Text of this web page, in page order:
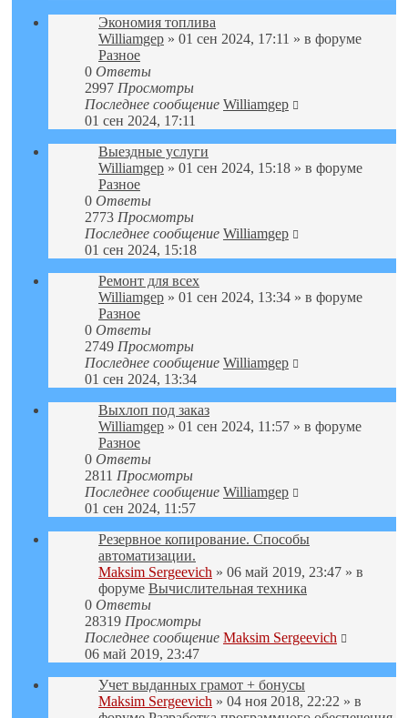
Экономия топлива
Williamgep » 01 сен 2024, 17:11 » в форуме
Разное
0 Ответы
2997 Просмотры
Последнее сообщение Williamgep
01 сен 2024, 17:11
Выездные услуги
Williamgep » 01 сен 2024, 15:18 » в форуме
Разное
0 Ответы
2773 Просмотры
Последнее сообщение Williamgep
01 сен 2024, 15:18
Ремонт для всех
Williamgep » 01 сен 2024, 13:34 » в форуме
Разное
0 Ответы
2749 Просмотры
Последнее сообщение Williamgep
01 сен 2024, 13:34
Выхлоп под заказ
Williamgep » 01 сен 2024, 11:57 » в форуме
Разное
0 Ответы
2811 Просмотры
Последнее сообщение Williamgep
01 сен 2024, 11:57
Резервное копирование. Способы
автоматизации.
Maksim Sergeevich » 06 май 2019, 23:47 » в
форуме Вычислительная техника
0 Ответы
28319 Просмотры
Последнее сообщение Maksim Sergeevich
06 май 2019, 23:47
Учет выданных грамот + бонусы
Maksim Sergeevich » 04 ноя 2018, 22:22 » в